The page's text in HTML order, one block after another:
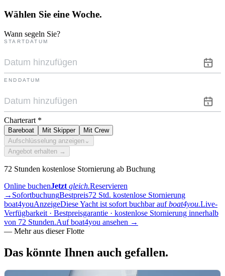
Wählen Sie eine Woche.
Wann segeln Sie?
STARTDATUM
ENDDATUM
Charterart *
Bareboat Mit Skipper
Mit Crew
Aufschlüsselung anzeigen ⌄
Angebot erhalten →
72 Stunden kostenlose Stornierung ab Buchung
Online buchenJetzt gleich.Reservieren
→ SofortbuchungBestpreis72 Std. kostenlose Stornierung
boat4youAnzeigeDiese Yacht ist sofort buchbar auf boat4you.Live-
Verfügbarkeit · Bestpreisgarantie · kostenlose Stornierung innerhalb
von 72 Stunden.Auf boat4you ansehen →
— Mehr aus dieser Flotte
Das könnte Ihnen auch gefallen.